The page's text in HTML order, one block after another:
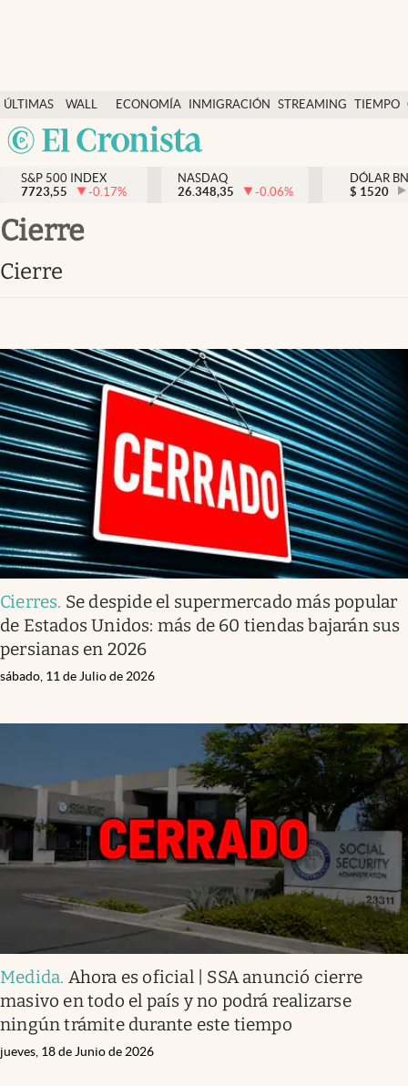
ÚLTIMAS
NOTICIAS
WALL
STREET
Y
DÓLAR
ECONOMÍA INMIGRACIÓN STREAMING TIEMPO
México
Finanzas y economía
Wall Street y dólar
Inmigración
Tiempo
Ciencia y salud
Streaming
PC y mobile
Lifestyle
USA
S&P 500 INDEX
7723,55
-0.17%
NASDAQ
26.348,35
-0.06%
DÓLAR
$ 1520
cierre
cierre
Cierres. Se despide el supermercado más popular
de Estados Unidos: más de 60 tiendas bajarán sus
persianas en 2026
sábado, 11 de Julio de 2026
Medida. Ahora es oficial | SSA anunció cierre
masivo en todo el país y no podrá realizarse
ningún trámite durante este tiempo
jueves, 18 de Junio de 2026